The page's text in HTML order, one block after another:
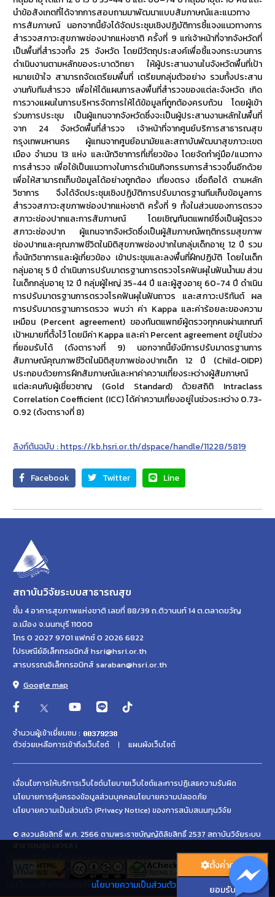
นำข้อสังเกตที่ได้จากการสอบถามมาพัฒนาแบบสัมภาษณ์และแนวทาง
การสัมภาษณ์ นอกจากนี้ยังได้จัดประชุมเชิงปฏิบัติการชี้แจงแนวทางการ
สำรวจสภาวะสุขภาพช่องปากแห่งชาติ ครั้งที่ 9 แก่เจ้าหน้าที่จากจังหวัดที่
เป็นพื้นที่สำรวจทั้ง 25 จังหวัด โดยมีวัตถุประสงค์เพื่อชี้แจงกระบวนการ
ดำเนินงานตามหลักของระบาดวิทยา ให้ผู้ประสานงานในจังหวัดพื้นที่เป้า
หมายเข้าใจ สามารถจัดเตรียมพื้นที่ เตรียมกลุ่มตัวอย่าง รวมทั้งประสาน
งานกับทีมสำรวจ เพื่อให้ได้แผนการลงพื้นที่สำรวจของแต่ละจังหวัด เกิด
การวางแผนในการบริหารจัดการให้ได้ข้อมูลที่ถูกต้องครบถ้วน โดยผู้เข้า
ร่วมการประชุม เป็นผู้แทนจากจังหวัดซึ่งจะเป็นผู้ประสานงานหลักในพื้นที่
จาก 24 จังหวัดพื้นที่สำรวจ เจ้าหน้าที่จากศูนย์บริการสาธารณสุข
กรุงเทพมหานคร ผู้แทนจากศูนย์อนามัยและสถาบันพัฒนาสุขภาวะเขต
เมือง จำนวน 13 แห่ง และนักวิชาการที่เกี่ยวข้อง โดยจัดทำคู่มือ/แนวทาง
การสำรวจ เพื่อใช้เป็นแนวทางในการดำเนินกิจกรรมการสำรวจขึ้นอีกด้วย
เพื่อให้สามารถเก็บข้อมูลได้อย่างถูกต้อง เที่ยงตรง เชื่อถือได้ ตามหลัก
วิชาการ จึงได้จัดประชุมเชิงปฏิบัติการปรับมาตรฐานทีมเก็บข้อมูลการ
สำรวจสภาวะสุขภาพช่องปากแห่งชาติ ครั้งที่ 9 ทั้งในส่วนของการตรวจ
สภาวะช่องปากและการสัมภาษณ์ โดยเชิญทันตแพทย์ซึ่งเป็นผู้ตรวจ
สภาวะช่องปาก ผู้แทนจากจังหวัดซึ่งเป็นผู้สัมภาษณ์พฤติกรรมสุขภาพ
ช่องปากและคุณภาพชีวิตในมิติสุขภาพช่องปากในกลุ่มเด็กอายุ 12 ปี รวม
ทั้งนักวิชาการและผู้เกี่ยวข้อง เข้าประชุมและลงพื้นที่ฝึกปฏิบัติ โดยในเด็ก
กลุ่มอายุ 5 ปี ดำเนินการปรับมาตรฐานการตรวจโรคฟันผุในฟันน้ำนม ส่วน
ในเด็กกลุ่มอายุ 12 ปี กลุ่มผู้ใหญ่ 35-44 ปี และผู้สูงอายุ 60-74 ปี ดำเนิน
การปรับมาตรฐานการตรวจโรคฟันผุในฟันถาวร และสภาวะปริทันต์ ผล
การปรับมาตรฐานการตรวจ พบว่า ค่า Kappa และค่าร้อยละของความ
เหมือน (Percent agreement) ของทันตแพทย์ผู้ตรวจทุกคนผ่านเกณฑ์
เป้าหมายที่ตั้งไว้ โดยมีค่า Kappa และค่า Percent agreement อยู่ในช่วง
ที่ยอมรับได้ (ดังตารางที่ 9) นอกจากนี้ยังมีการปรับมาตรฐานการ
สัมภาษณ์คุณภาพชีวิตในมิติสุขภาพช่องปากเด็ก 12 ปี (Child-OIDP)
ประกอบด้วยการฝึกสัมภาษณ์และหาค่าความเที่ยงระหว่างผู้สัมภาษณ์
แต่ละคนกับผู้เชี่ยวชาญ (Gold Standard) ด้วยสถิติ Intraclass
Correlation Coefficient (ICC) ได้ค่าความเที่ยงอยู่ในช่วงระหว่าง 0.73-
0.92 (ดังตารางที่ 8)
ลิงก์ต้นฉบับ : https://kb.hsri.or.th/dspace/handle/11228/5819
Facebook Twitter Line
สถาบันวิจัยระบบสาธารณสุข
ชั้น 4 อาคารสุขภาพแห่งชาติ เลขที่ 88/39 ถ.ติวานนท์ 14 ต.ตลาดขวัญ
อ.เมือง จ.นนทบุรี 11000
โทร 0 2027 9701 แฟกซ์ 0 2026 6822
ไปรษณีย์อิเล็กทรอนิกส์ hsri@hsri.or.th
สารบรรณอิเล็กทรอนิกส์ saraban@hsri.or.th
Google map
จำนวนผู้เข้าเยี่ยมชม :
ตัวช่วยเหลือการเข้าถึงเว็บไซต์
แผนผังเว็บไซต์
เงื่อนไขการให้บริการเว็บไซต์นโยบายเว็บไซต์และการปฏิเสธความรับผิด
นโยบายการคุ้มครองข้อมูลส่วนบุคคลนโยบายความปลอดภัย
นโยบายความเป็นส่วนตัว (Privacy Notice) ของการสนับสนนทุนวิจัย
© สงวนลิขสิทธิ์ พ.ศ. 2566 ตามพระราชบัญญัติลิขสิทธิ์ 2537 สถาบันวิจัยระบบ
สาธารณสุข (สวรส.)
เว็บไซต์นี้ใช้คุกกี้ เราใช้คุกกี้เพื่อให้ท่านได้รับ
ประสบการณ์การใช้งานที่ดีที่สุดบนเว็บไซต์ของ
นโยบายความเป็นส่วนตัว
ตั้งค่่าคุกกี้
ยอมรับ